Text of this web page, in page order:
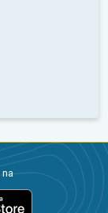
na